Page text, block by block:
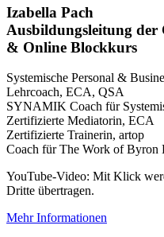
Izabella Pach
Ausbildungsleitung
& Online Blockkurs
Systemische Personal &
Lehrcoach, ECA, QSA
SYNAMIK Coach für
Zertifizierte Mediatorin, ECA
Zertifizierte Trainerin, artop
Coach für The Work of Byron
YouTube-Video: Mit Klick
Dritte übertragen.
Mehr Informationen